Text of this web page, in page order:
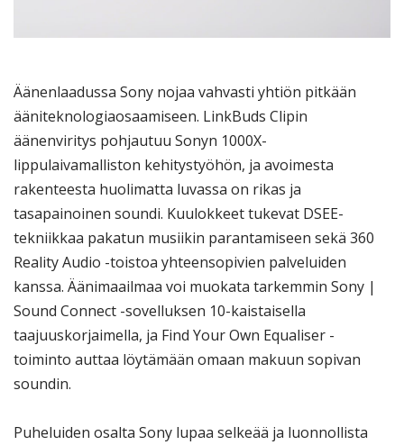
Äänenlaadussa Sony nojaa vahvasti yhtiön pitkään
ääniteknologiaosaamiseen. LinkBuds Clipin
äänenviritys pohjautuu Sonyn 1000X-
lippulaivamalliston kehitystyöhön, ja avoimesta
rakenteesta huolimatta luvassa on rikas ja
tasapainoinen soundi. Kuulokkeet tukevat DSEE-
tekniikkaa pakatun musiikin parantamiseen sekä 360
Reality Audio -toistoa yhteensopivien palveluiden
kanssa. Äänimaailmaa voi muokata tarkemmin Sony |
Sound Connect -sovelluksen 10-kaistaisella
taajuuskorjaimella, ja Find Your Own Equaliser -
toiminto auttaa löytämään omaan makuun sopivan
soundin.
Puheluiden osalta Sony lupaa selkeää ja luonnollista